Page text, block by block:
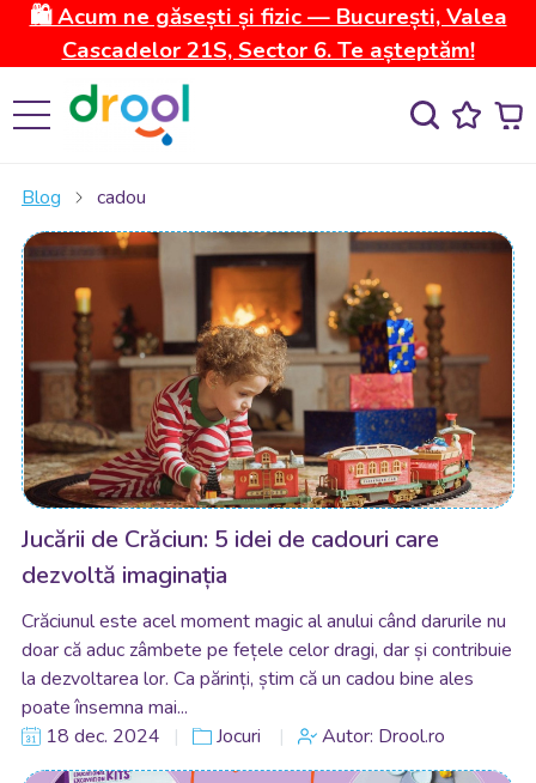
🛍️ Acum ne găsești și fizic — București, Valea
Cascadelor 21S, Sector 6. Te așteptăm!
Blog cadou
Jucării de Crăciun: 5 idei de cadouri care
dezvoltă imaginația
Crăciunul este acel moment magic al anului când darurile nu
doar că aduc zâmbete pe fețele celor dragi, dar și contribuie
la dezvoltarea lor. Ca părinți, știm că un cadou bine ales
poate însemna mai...
18 dec. 2024
Jocuri Autor: Drool.ro